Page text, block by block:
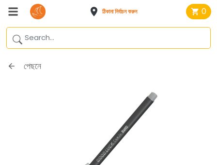
ঠিকানা নির্বাচন করুন 0
পেছনে